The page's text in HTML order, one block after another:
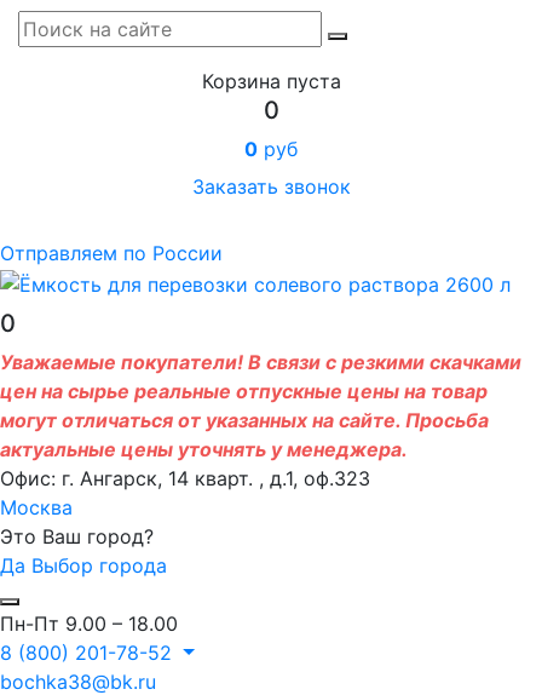
Корзина пуста
0
0 руб
Заказать звонок
Отправляем по России
0
Уважаемые покупатели! В связи с резкими скачками
цен на сырье реальные отпускные цены на товар
могут отличаться от указанных на сайте. Просьба
актуальные цены уточнять у менеджера.
Офис: г. Ангарск, 14 кварт. , д.1, оф.323
Москва
Это Ваш город?
Да Выбор города
Пн-Пт 9.00 – 18.00
8 (800) 201-78-52
bochka38@bk.ru